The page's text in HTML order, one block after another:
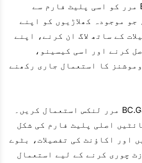
ایک حقیقی BC.Game مرر کو اسی پلیٹ فارم سے
موجودہ کھلاڑیوں کو اپنے
کے ساتھ لاگ ان کرنے، اپنے
کرنے اور اسی کیسینو،
کا استعمال جاری رکھنے
صرف تصدیق شدہ BC.Game مرر لنکس استعمال کریں۔
اصلی پلیٹ فارم کی شکل
اور اکاؤنٹ کی تفصیلات، بٹوے
چوری کرنے کے لیے استعمال